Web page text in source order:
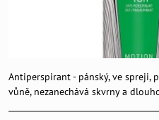
Antiperspirant - pánský, ve spreji,
vůně, nezanechává skvrny a